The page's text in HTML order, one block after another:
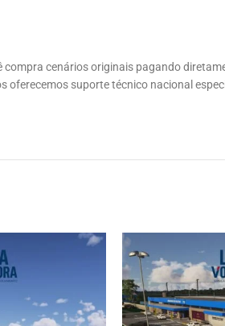
cenários originais pagando
oferecemos suporte técnico nacional